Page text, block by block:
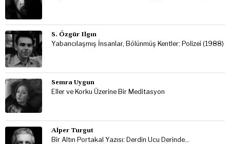
S. Özgür Ilgın
Yabancılaşmış İnsanlar, Bölünmüş Kentler: Polizei (1988)
Semra Uygun
Eller ve Korku Üzerine Bir Meditasyon
Alper Turgut
Bir Altın Portakal Yazısı: Derdin Ucu Derinde…